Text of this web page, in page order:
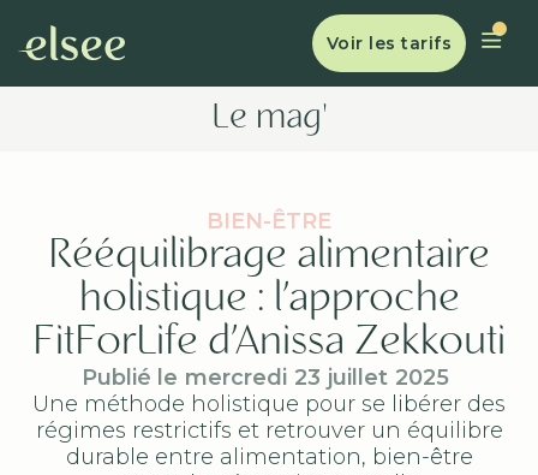
Voir les tarifs
Le mag'
BIEN-ÊTRE
Rééquilibrage alimentaire
holistique : l’approche
FitForLife d’Anissa Zekkouti
Publié le mercredi 23 juillet 2025
Une méthode holistique pour se libérer des
régimes restrictifs et retrouver un équilibre
durable entre alimentation, bien-être